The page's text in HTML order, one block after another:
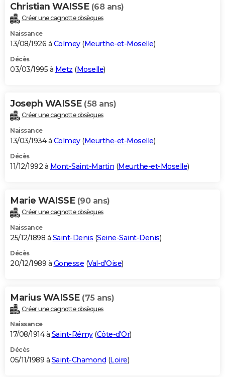
Christian WAISSE (68 ans)
Créer une cagnotte obsèques
Naissance
13/08/1926 à Colmey(Meurthe-et-Moselle)
Décès
03/03/1995 à Metz (Moselle)
Joseph WAISSE (58 ans)
Créer une cagnotte obsèques
Naissance
13/03/1934 à Colmey(Meurthe-et-Moselle)
Décès
11/12/1992 à Mont-Saint-Martin (Meurthe-et-Moselle)
Marie WAISSE (90 ans)
Créer une cagnotte obsèques
Naissance
25/12/1898 à Saint-Denis (Seine-Saint-Denis)
Décès
20/12/1989 à Gonesse (Val-d'Oise)
Marius WAISSE (75 ans)
Créer une cagnotte obsèques
Naissance
17/08/1914 à Saint-Rémy(Côte-d'Or)
Décès
05/11/1989 à Saint-Chamond (Loire)